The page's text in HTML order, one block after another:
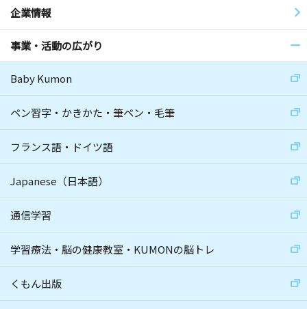
企業情報
事業・活動の広がり
Baby Kumon
ペン習字・かきかた・筆ペン・毛筆
フランス語・ドイツ語
Japanese（日本語）
通信学習
学習療法・脳の健康教室・KUMONの脳トレ
くもん出版